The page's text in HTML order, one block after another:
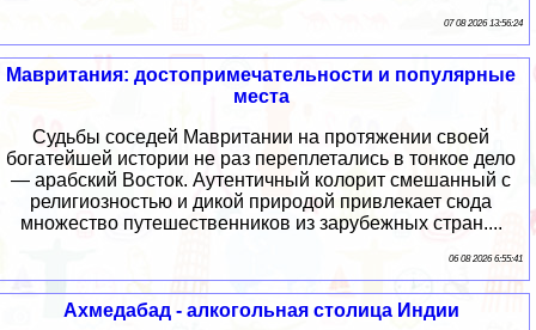
07 08 2026 13:56:24
Мавритания: достопримечательности и популярные
места
Судьбы соседей Мавритании на протяжении своей
богатейшей истории не раз переплетались в тонкое дело
— арабский Восток. Аутентичный колорит смешанный с
религиозностью и дикой природой привлекает сюда
множество путешественников из зарубежных стран....
06 08 2026 6:55:41
Ахмедабад - алкогольная столица Индии